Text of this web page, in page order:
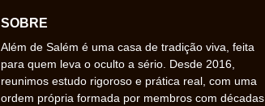
SOBRE
Além de Salém é uma casa de tradição viva, feita
para quem leva o oculto a sério. Desde 2016,
reunimos estudo rigoroso e prática real, com uma
ordem própria formada por membros com décadas